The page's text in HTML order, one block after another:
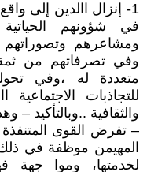
1- إنزال االدين إلى
في شؤونهم
ومشاعرهم وتصوراتهم
وفي تصرفاتهم من
متعددة له ،وفي
للتجاذبات الاجتماعية
والثقافية ..وبالتأكيد
– تفرض القوى
المهيمن موظفة في
لخدمتها، وموا جهة